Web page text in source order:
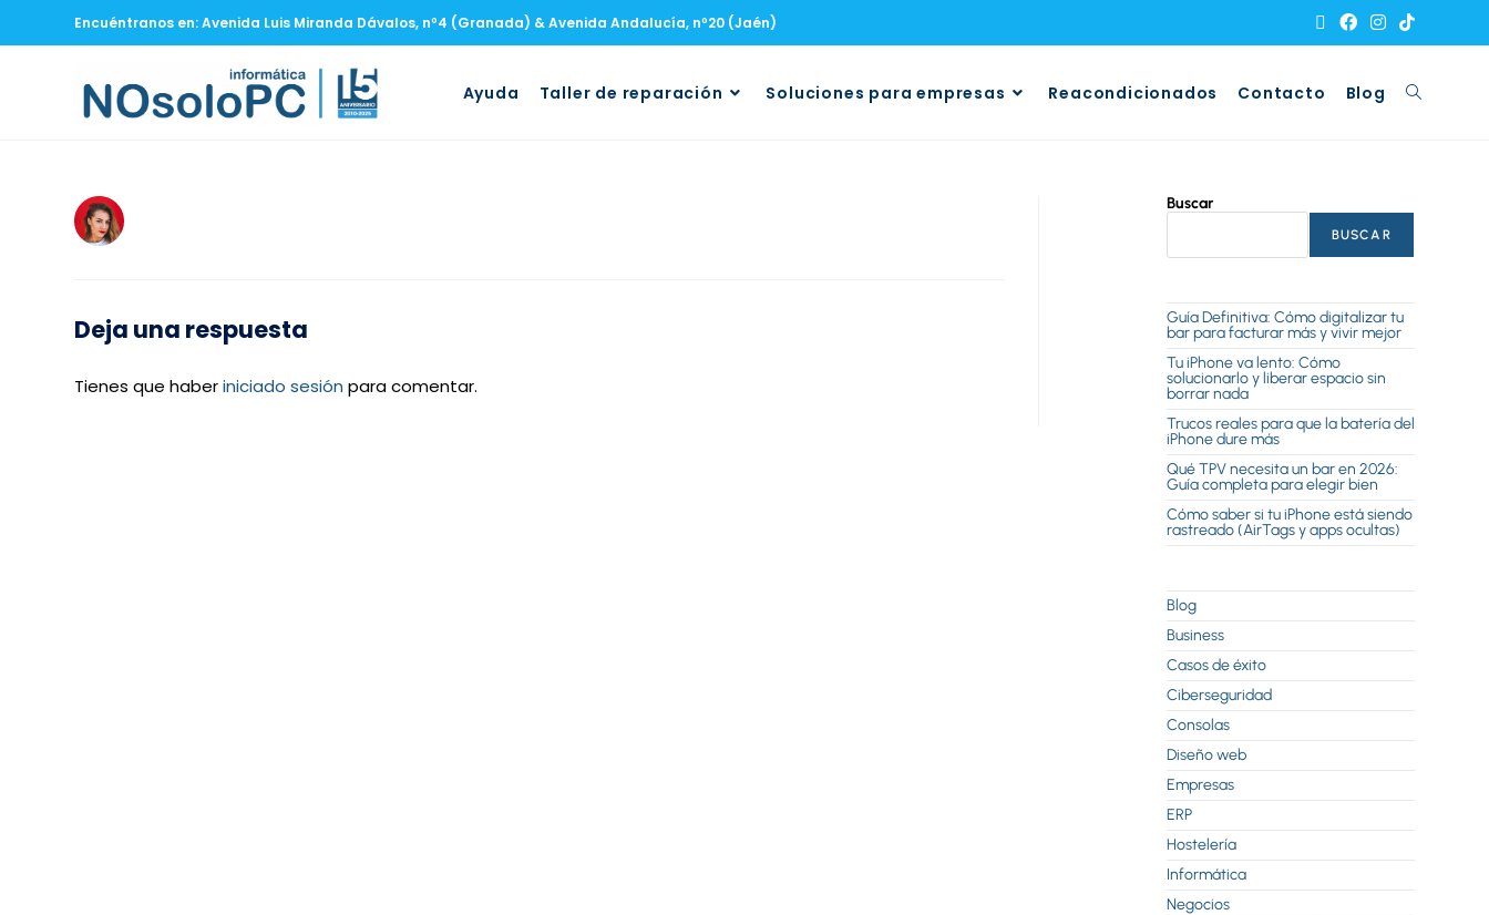
Encuéntranos en: Avenida Luis Miranda Dávalos, nº4 (Granada) & Avenida Andalucía, nº20 (Jaén)
Ayuda Taller de reparación Soluciones para empresas Reacondicionados Contacto Blog
Deja una respuesta
Tienes que haberiniciado sesión para comentar.
Buscar
BUSCAR
Guía Definitiva: Cómo digitalizar tu
bar para facturar más y vivir mejor
Tu iPhone va lento: Cómo
solucionarlo y liberar espacio sin
borrar nada
Trucos reales para que la batería del
iPhone dure más
Qué TPV necesita un bar en 2026:
Guía completa para elegir bien
Cómo saber si tu iPhone está siendo
rastreado (AirTags y apps ocultas)
Blog
Business
Casos de éxito
Ciberseguridad
Consolas
Diseño web
Empresas
ERP
Hostelería
Informática
Negocios